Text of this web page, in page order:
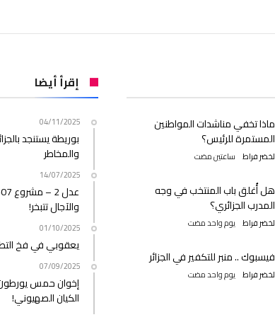
ماذا تخفي مناشدات المواطنين
المستمرة للرئيس؟
لخضر فراط ‫‫‫‏‫ساعتين مضت‬
هل أُغلق باب المنتخب في وجه
المدرب الجزائري؟
لخضر فراط ‫‫‫‏‫يوم واحد مضت‬
فيسبوك .. منبر للتكفير في الجزائر
لخضر فراط ‫‫‫‏‫يوم واحد مضت‬
إقرأ أيضا
04/11/2025
بوريطة يستنجد
والمخاطر
14/07/2025
والآجال تتبخر!
01/10/2025
يعقوبي في فخ
07/09/2025
إخوان حمس يورطون
الكيان الصهيوني!